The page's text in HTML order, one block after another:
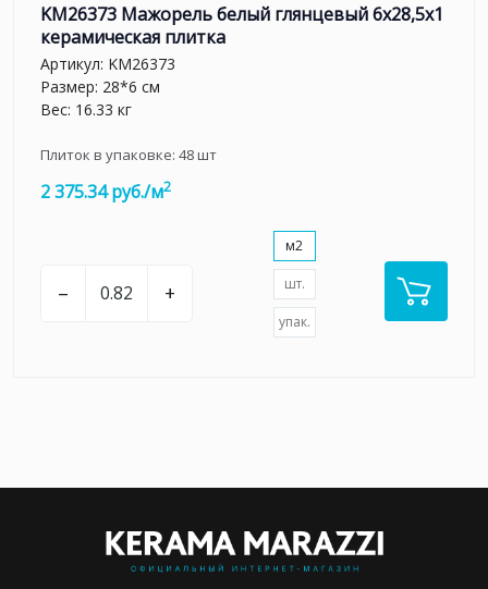
KM26373 Мажорель белый глянцевый 6x28,5x1
керамическая плитка
Артикул: KM26373
Размер: 28*6 см
Вес: 16.33 кг
Плиток в упаковке: 48шт
2 375.34 руб./м2
– +
м2
шт.
упак.